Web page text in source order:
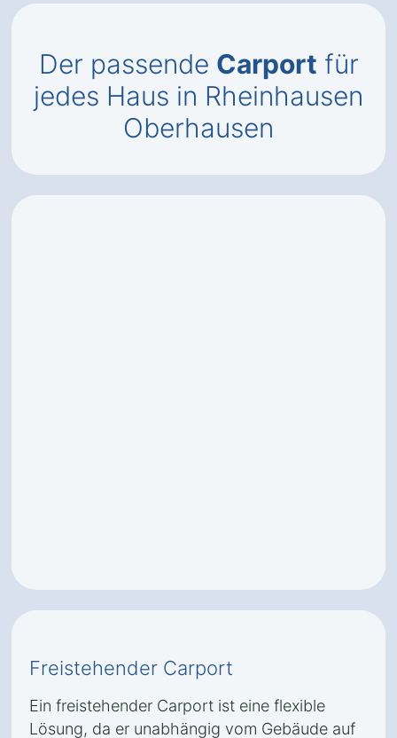
Der passende Carport für
jedes Haus in Rheinhausen
Oberhausen
Freistehender Carport
Ein freistehender Carport ist eine flexible
Lösung, da er unabhängig vom Gebäude auf